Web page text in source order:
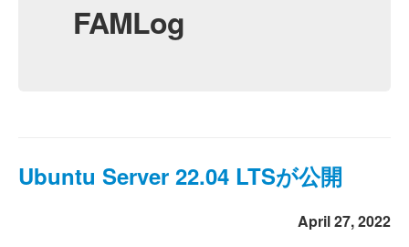
FAMLog
Ubuntu Server 22.04 LTSが公開
April 27, 2022